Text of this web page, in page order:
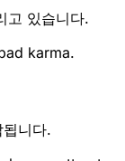
고 있습니다.
karma.
니다.